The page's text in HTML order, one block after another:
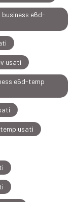
business e6d-
usati
e6d-temp
usati